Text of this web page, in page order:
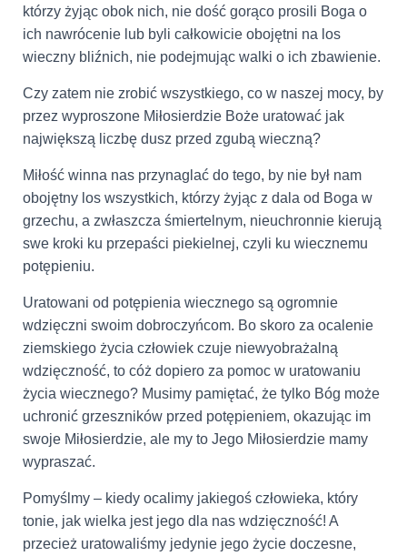
którzy żyjąc obok nich, nie dość gorąco prosili Boga o
ich nawrócenie lub byli całkowicie obojętni na los
wieczny bliźnich, nie podejmując walki o ich zbawienie.
Czy zatem nie zrobić wszystkiego, co w naszej mocy, by
przez wyproszone Miłosierdzie Boże uratować jak
największą liczbę dusz przed zgubą wieczną?
Miłość winna nas przynaglać do tego, by nie był nam
obojętny los wszystkich, którzy żyjąc z dala od Boga w
grzechu, a zwłaszcza śmiertelnym, nieuchronnie kierują
swe kroki ku przepaści piekielnej, czyli ku wiecznemu
potępieniu.
Uratowani od potępienia wiecznego są ogromnie
wdzięczni swoim dobroczyńcom. Bo skoro za ocalenie
ziemskiego życia człowiek czuje niewyobrażalną
wdzięczność, to cóż dopiero za pomoc w uratowaniu
życia wiecznego? Musimy pamiętać, że tylko Bóg może
uchronić grzeszników przed potępieniem, okazując im
swoje Miłosierdzie, ale my to Jego Miłosierdzie mamy
wypraszać.
Pomyślmy – kiedy ocalimy jakiegoś człowieka, który
tonie, jak wielka jest jego dla nas wdzięczność! A
przecież uratowaliśmy jedynie jego życie doczesne,